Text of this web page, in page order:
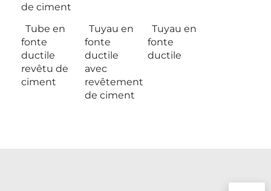
de ciment
Tube en
fonte
ductile
revêtu de
ciment
Tuyau en
fonte
ductile
avec
revêtement
de ciment
Tuyau en
fonte
ductile